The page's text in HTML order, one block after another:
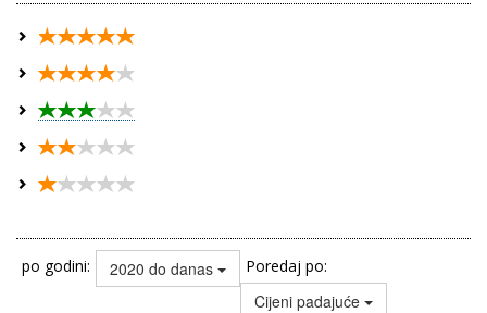
po godini: 2020 do danas Poredaj po:
Cijeni padajuće